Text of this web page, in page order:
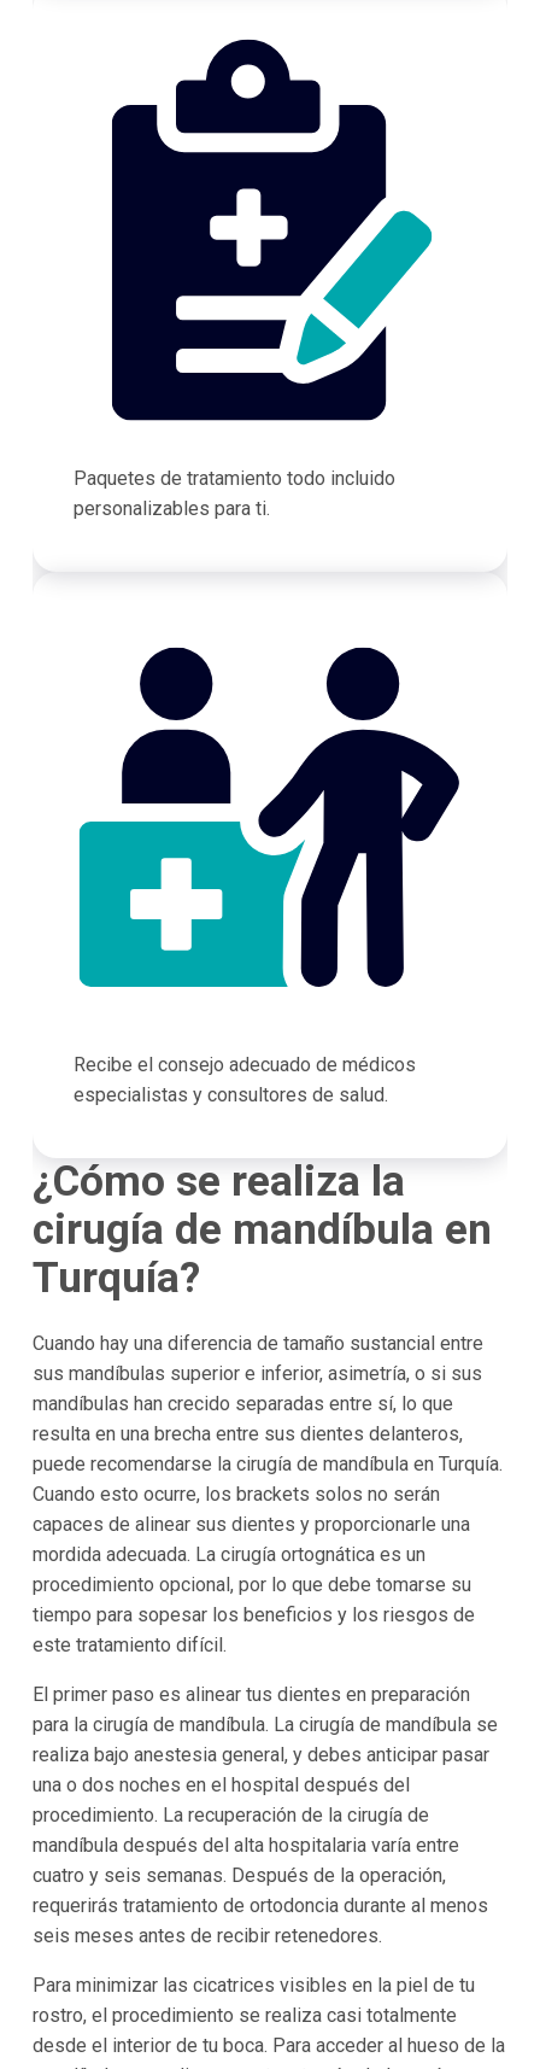
Paquetes de tratamiento todo incluido
personalizables para ti.
Recibe el consejo adecuado de médicos
especialistas y consultores de salud.
¿Cómo se realiza la
cirugía de mandíbula en
Turquía?
Cuando hay una diferencia de tamaño sustancial entre
sus mandíbulas superior e inferior, asimetría, o si sus
mandíbulas han crecido separadas entre sí, lo que
resulta en una brecha entre sus dientes delanteros,
puede recomendarse la cirugía de mandíbula en Turquía.
Cuando esto ocurre, los brackets solos no serán
capaces de alinear sus dientes y proporcionarle una
mordida adecuada. La cirugía ortognática es un
procedimiento opcional, por lo que debe tomarse su
tiempo para sopesar los beneficios y los riesgos de
este tratamiento difícil.
El primer paso es alinear tus dientes en preparación
para la cirugía de mandíbula. La cirugía de mandíbula se
realiza bajo anestesia general, y debes anticipar pasar
una o dos noches en el hospital después del
procedimiento. La recuperación de la cirugía de
mandíbula después del alta hospitalaria varía entre
cuatro y seis semanas. Después de la operación,
requerirás tratamiento de ortodoncia durante al menos
seis meses antes de recibir retenedores.
Para minimizar las cicatrices visibles en la piel de tu
rostro, el procedimiento se realiza casi totalmente
desde el interior de tu boca. Para acceder al hueso de la